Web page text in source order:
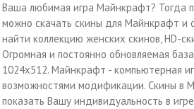
Ваша любимая игра Майнкрафт? Тогда
можно скачать скины для Майнкрафт и
найти коллекцию женских скинов, HD-
Огромная и постоянно обновляемая
1024x512. Майнкрафт - компьютерная
возможностями модификации. Скины в
показать Вашу индивидуальность в